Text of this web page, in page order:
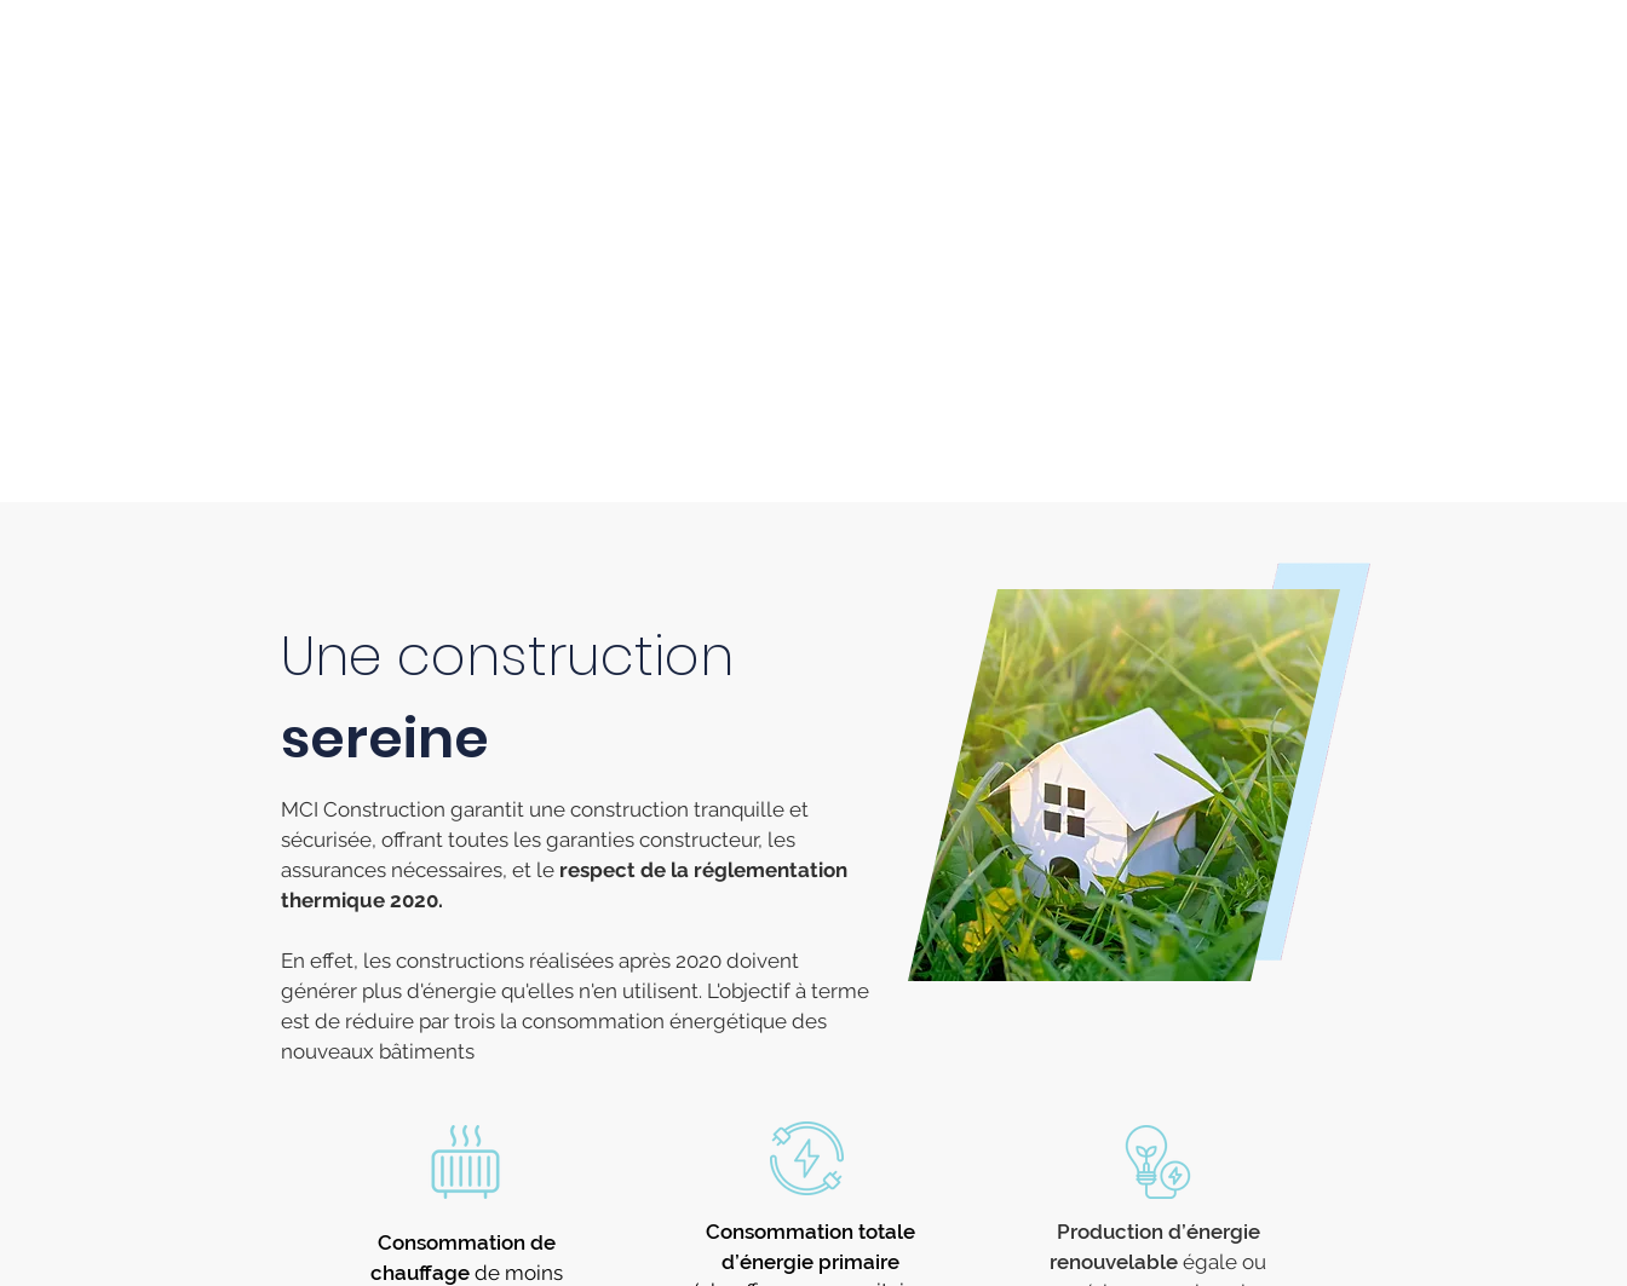
Une construction
sereine
MCI Construction garantit une construction tranquille et
sécurisée, offrant toutes les garanties constructeur, les
assurances nécessaires, et le respect de la réglementation
thermique 2020.
En effet, les constructions réalisées après 2020 doivent
générer plus d'énergie qu'elles n'en utilisent. L'objectif à terme
est de réduire par trois la consommation énergétique des
nouveaux bâtiments
Consommation de
chauffage de moins
Consommation totale
d’énergie primaire
Production d’énergie
renouvelable égale ou